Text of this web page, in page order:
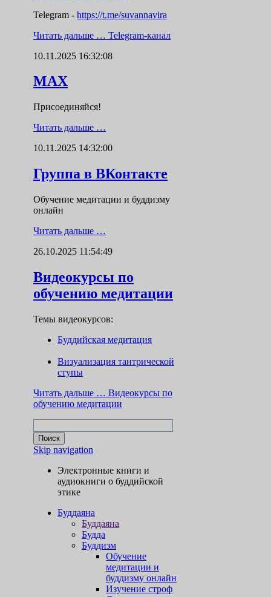
Telegram - https://t.me/suvannavira
Читать дальше … Telegram-канал
10.11.2025 16:32:08
MAX
Присоединяйся!
Читать дальше …
10.11.2025 14:32:00
Группа в ВКонтакте
Обучение медитации и буддизму
онлайн
Читать дальше …
26.10.2025 11:54:49
Видеокурсы по
обучению медитации
Темы видеокурсов:
Буддийская медитация
Визуализация тантрической
ступы
Читать дальше … Видеокурсы по
обучению медитации
Skip navigation
Электронные книги и
аудиокниги о буддийской
этике
Буддаяна
Буддаяна
Будда
Буддизм
Обучение
медитации и
буддизму онлайн
Изучение строф